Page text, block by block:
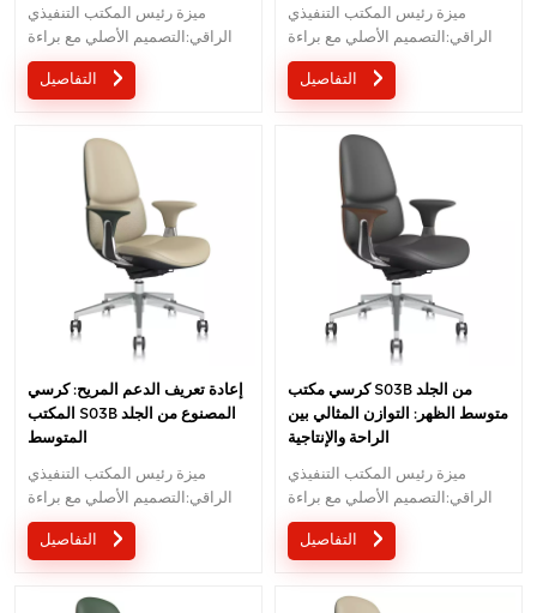
ميزة رئيس المكتب التنفيذي
الراقي:التصميم الأصلي مع براءة
الاختراع في الصين ؛ مريح آلية
السيطرة على سلك تصميم براءات
ميزة رئيس المكتب التنفيذي
الراقي:التصميم الأصلي مع براءة
الاختراع في الصين ؛ مريح آلية
السيطرة على سلك تصميم براءات
إعادة تعريف الدعم المريح: كرسي
المكتب S03B المصنوع من الجلد
المتوسط
ميزة رئيس المكتب التنفيذي
الراقي:التصميم الأصلي مع براءة
الاختراع في الصين ؛ مريح آلية
السيطرة على سلك تصميم براءات
كرسي مكتب S03B من الجلد
متوسط الظهر: التوازن المثالي بين
الراحة والإنتاجية
ميزة رئيس المكتب التنفيذي
الراقي:التصميم الأصلي مع براءة
الاختراع في الصين ؛ مريح آلية
السيطرة على سلك تصميم براءات